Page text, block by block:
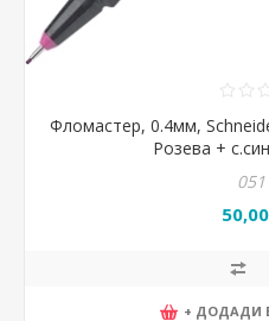
Фломастер, 0.4мм,
Розева +
+ ДОДАДИ